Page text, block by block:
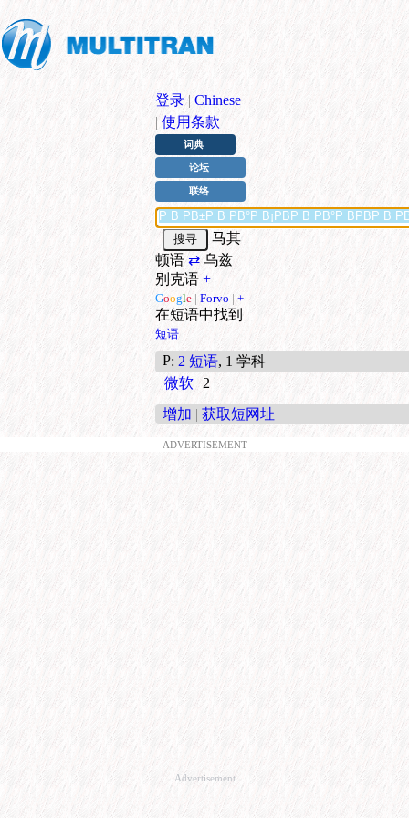
登录 | Chinese
| 使用条款
词典
论坛
联络
马其
顿语⇄ 乌兹
别克语 +
Google | Forvo | +
在短语中找到
短语
Р: 2 短语, 1 学科
微软 2
增加 | 获取短网址
ADVERTISEMENT
Advertisement